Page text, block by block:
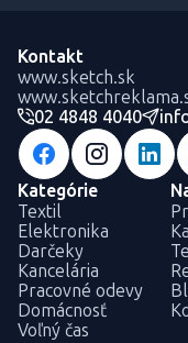
Kontakt
www.sketch.sk
02 4848 4040
Kategórie
Textil
Elektronika
Darčeky
Kancelária
Pracovné odevy
Domácnosť
Voľný čas